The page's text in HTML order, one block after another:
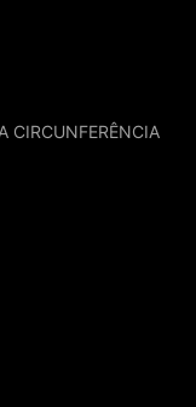
CIRCUNFERÊNCIA